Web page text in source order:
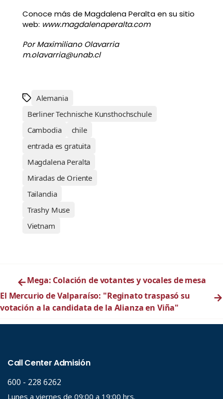
Conoce más de Magdalena Peralta en su sitio
web: www.magdalenaperalta.com
Por Maximiliano Olavarria
m.olavarria@unab.cl
Alemania
Berliner Technische Kunsthochschule
Cambodia
chile
entrada es gratuita
Magdalena Peralta
Miradas de Oriente
Tailandia
Trashy Muse
Vietnam
←Mega: Colación de votantes y vocales de mesa
El Mercurio de Valparaíso: "Reginato traspasó su
votación a la candidata de la Alianza en Viña"
→